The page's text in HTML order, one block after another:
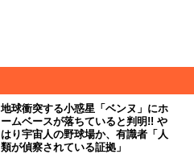
地球衝突する小惑星「ベンヌ」にホ
ームベースが落ちていると判明!! や
はり宇宙人の野球場か、有識者「人
類が偵察されている証拠」